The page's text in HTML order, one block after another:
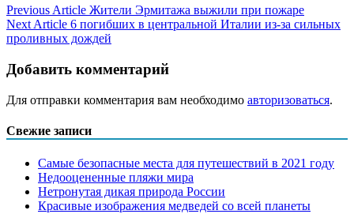
Previous Article Жители Эрмитажа выжили при пожаре
Next Article 6 погибших в центральной Италии из-за сильных
проливных дождей
Добавить комментарий
Для отправки комментария вам необходимо авторизоваться.
Свежие записи
Самые безопасные места для путешествий в 2021 году
Недооцененные пляжи мира
Нетронутая дикая природа России
Красивые изображения медведей со всей планеты